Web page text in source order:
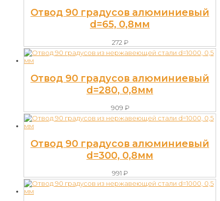
Отвод 90 градусов алюминиевый
d=65, 0,8мм
272 ₽
Отвод 90 градусов алюминиевый
d=280, 0,8мм
909 ₽
Отвод 90 градусов алюминиевый
d=300, 0,8мм
991 ₽